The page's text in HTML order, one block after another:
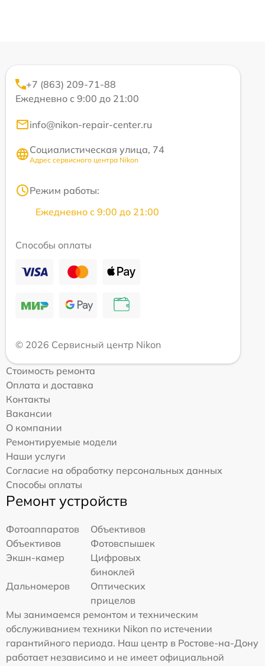
+7 (863) 209-71-88
Ежедневно с 9:00 до 21:00
info@nikon-repair-center.ru
Социалистическая улица, 74
Адрес сервисного центра Nikon
Режим работы:
Ежедневно с 9:00 до 21:00
Способы оплаты
© 2026 Сервисный центр Nikon
Стоимость ремонта
Оплата и доставка
Контакты
Вакансии
О компании
Ремонтируемые модели
Наши услуги
Согласие на обработку персональных данных
Способы оплаты
Ремонт устройств
Фотоаппаратов
Объективов
Объективов
Фотовспышек
Экшн-камер
Цифровых
биноклей
Дальномеров
Оптических
прицелов
Мы занимаемся ремонтом и техническим
обслуживанием техники Nikon по истечении
гарантийного периода. Наш центр в Ростове-на-Дону
работает независимо и не имеет официальной